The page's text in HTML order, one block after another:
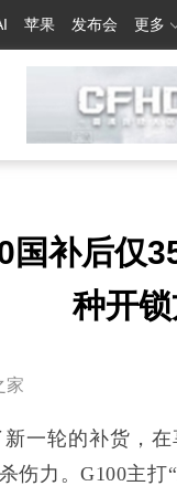
苹果 发布会 更多
国补后仅
种开
家
一轮的补货，
伤力。G100主